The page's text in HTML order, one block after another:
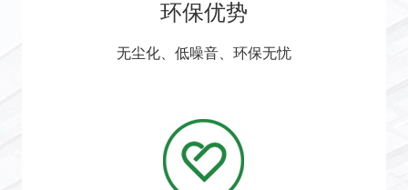
环保优势
无尘化、低噪音、环保无忧